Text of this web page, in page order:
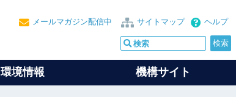
ヘルプ
サイトマップ
メールマガジン配信中
環境情報 機構サイト